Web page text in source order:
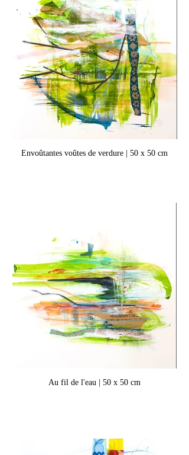
Envoûtantes voûtes de verdure | 50 x 50 cm
Au fil de l'eau | 50 x 50 cm